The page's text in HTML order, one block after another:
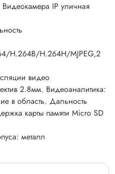
Видеокамера IP уличная
H.264B/H.264H/MJPEG,2
видео
2.8мм. Видеоаналитика:
в область. Дальность
карты памяти Micro SD
металл